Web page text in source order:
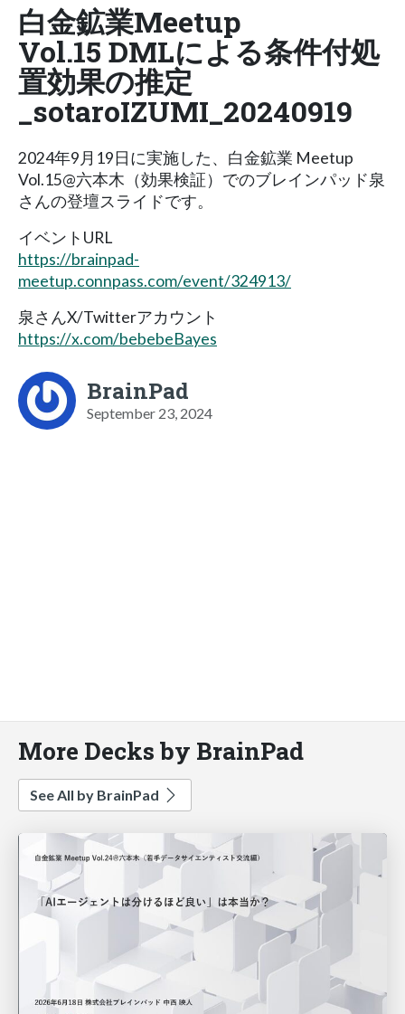
白金鉱業Meetup
Vol.15 DMLによる条件付処
置効果の推定
_sotaroIZUMI_20240919
2024年9月19日に実施した、白金鉱業 Meetup
Vol.15@六本木（効果検証）でのブレインパッド泉
さんの登壇スライドです。
イベントURL
https://brainpad-
meetup.connpass.com/event/324913/
泉さんX/Twitterアカウント
https://x.com/bebebeBayes
BrainPad
September 23, 2024
More Decks by BrainPad
See All by BrainPad